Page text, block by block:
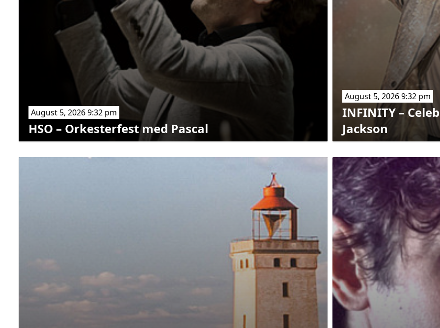
August 5, 2026 9:32 pm
HSO – Orkesterfest med Pascal
August 5, 2026 9:32 pm
INFINITY –
Jackson